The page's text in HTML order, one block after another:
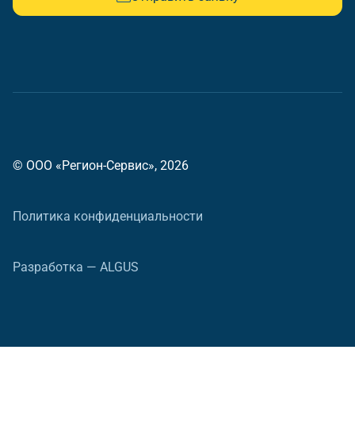
© ООО «Регион-Сервис», 2026
Политика конфиденциальности
Разработка — ALGUS